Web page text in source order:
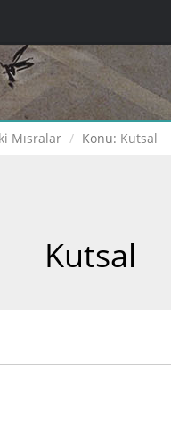
Mısralar Konu: Kutsal
Kutsal